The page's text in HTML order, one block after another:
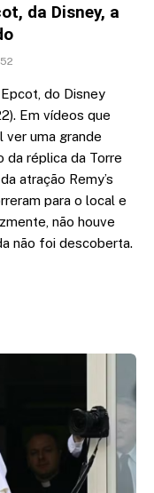
da Disney, a
do Disney
Em vídeos que
ver uma grande
da réplica da Torre
atração Remy’s
para o local e
não houve
não foi descoberta.